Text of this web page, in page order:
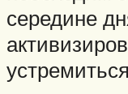
середине